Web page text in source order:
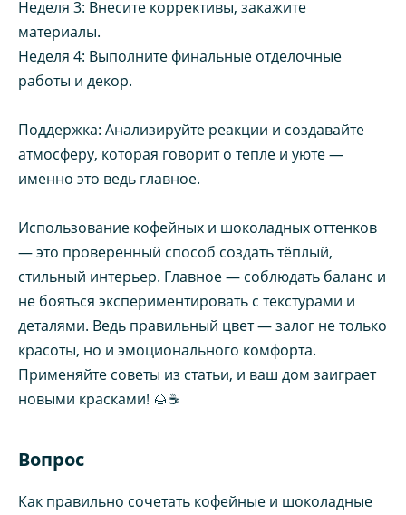
Неделя 3: Внесите коррективы, закажите
материалы.
Неделя 4: Выполните финальные отделочные
работы и декор.
Поддержка: Анализируйте реакции и создавайте
атмосферу, которая говорит о тепле и уюте —
именно это ведь главное.
Использование кофейных и шоколадных оттенков
— это проверенный способ создать тёплый,
стильный интерьер. Главное — соблюдать баланс и
не бояться экспериментировать с текстурами и
деталями. Ведь правильный цвет — залог не только
красоты, но и эмоционального комфорта.
Применяйте советы из статьи, и ваш дом заиграет
новыми красками! 🌰☕
Вопрос
Как правильно сочетать кофейные и шоколадные